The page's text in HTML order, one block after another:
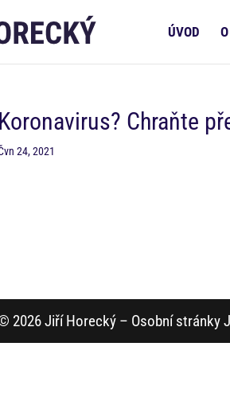
ÚVOD
Koronavirus? Chraňte
24, 2021
2026 Jiří Horecký – Osobní stránky